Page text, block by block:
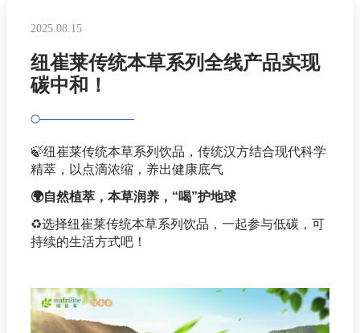
2025.08.15
纽崔莱传统本草系列全线产品实现
碳中和！
🍃纽崔莱传统本草系列饮品，传统汉方结合现代科学
精萃，以点滴浓缩，养出健康底气
🌍自然植萃，本草润养，“喝”护地球
♻️选择纽崔莱传统本草系列饮品，一起参与低碳，可
持续的生活方式吧！